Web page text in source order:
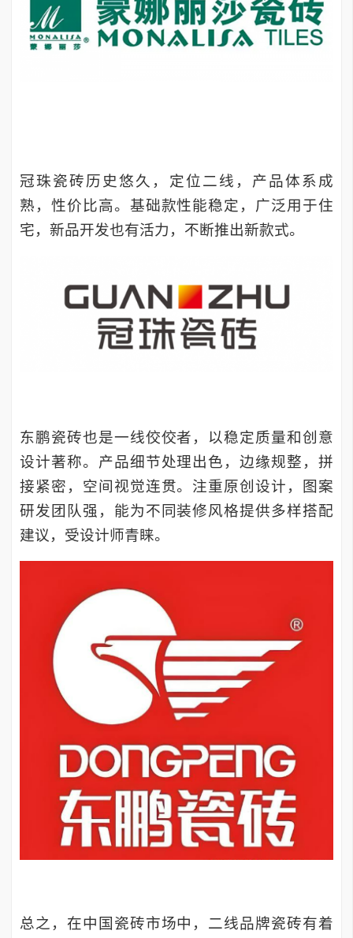
冠珠瓷砖历史悠久，定位二线，产品体系成
熟，性价比高。基础款性能稳定，广泛用于住
宅，新品开发也有活力，不断推出新款式。
东鹏瓷砖也是一线佼佼者，以稳定质量和创意
设计著称。产品细节处理出色，边缘规整，拼
接紧密，空间视觉连贯。注重原创设计，图案
研发团队强，能为不同装修风格提供多样搭配
建议，受设计师青睐。
总之，在中国瓷砖市场中，二线品牌瓷砖有着